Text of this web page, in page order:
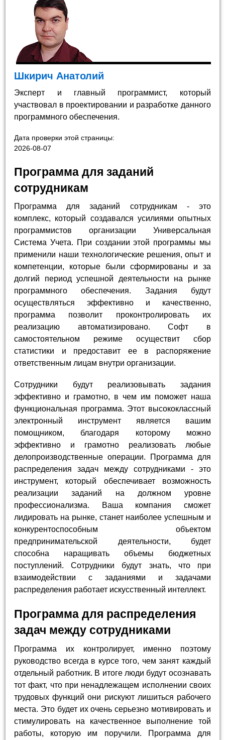
Шкирич Анатолий
Эксперт и главный программист, который
участвовал в проектировании и разработке данного
программного обеспечения.
Дата проверки этой страницы:
2026-08-07
Программа для заданий
сотрудникам
Программа для заданий сотрудникам - это
комплекс, который создавался усилиями опытных
программистов организации Универсальная
Система Учета. При создании этой программы мы
применили наши технологические решения, опыт и
компетенции, которые были сформированы и за
долгий период успешной деятельности на рынке
программного обеспечения. Задания будут
осуществляться эффективно и качественно,
программа позволит проконтролировать их
реализацию автоматизировано. Софт в
самостоятельном режиме осуществит сбор
статистики и предоставит ее в распоряжение
ответственным лицам внутри организации.
Сотрудники будут реализовывать задания
эффективно и грамотно, в чем им поможет наша
функциональная программа. Этот высококлассный
электронный инструмент является вашим
помощником, благодаря которому можно
эффективно и грамотно реализовать любые
делопроизводственные операции. Программа для
распределения задач между сотрудниками - это
инструмент, который обеспечивает возможность
реализации заданий на должном уровне
профессионализма. Ваша компания сможет
лидировать на рынке, станет наиболее успешным и
конкурентоспособным объектом
предпринимательской деятельности, будет
способна наращивать объемы бюджетных
поступлений. Сотрудники будут знать, что при
взаимодействии с заданиями и задачами
распределения работает искусственный интеллект.
Программа для распределения
задач между сотрудниками
Программа их контролирует, именно поэтому
руководство всегда в курсе того, чем занят каждый
отдельный работник. В итоге люди будут осознавать
тот факт, что при ненадлежащем исполнении своих
трудовых функций они рискуют лишиться рабочего
места. Это будет их очень серьезно мотивировать и
стимулировать на качественное выполнение той
работы, которую им поручили. Программа для